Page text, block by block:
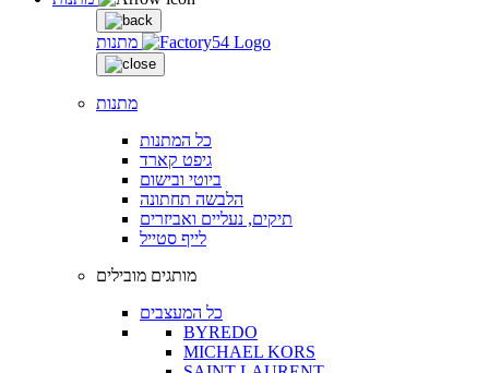
מתנות
מתנות
כל המתנות
גיפט קארד
ביוטי ובישום
הלבשה תחתונה
תיקים, נעליים ואביזרים
לייף סטייל
מותגים מובילים
כל המעצבים
BYREDO
MICHAEL KORS